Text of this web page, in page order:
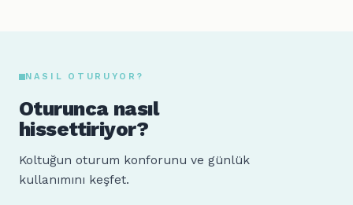
NASIL OTURUYOR?
Oturunca nasıl
hissettiriyor?
Koltuğun oturum konforunu ve günlük
kullanımını keşfet.